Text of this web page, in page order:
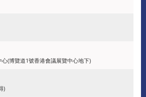
(博覽道1號香港會議展覽中心地下)
)